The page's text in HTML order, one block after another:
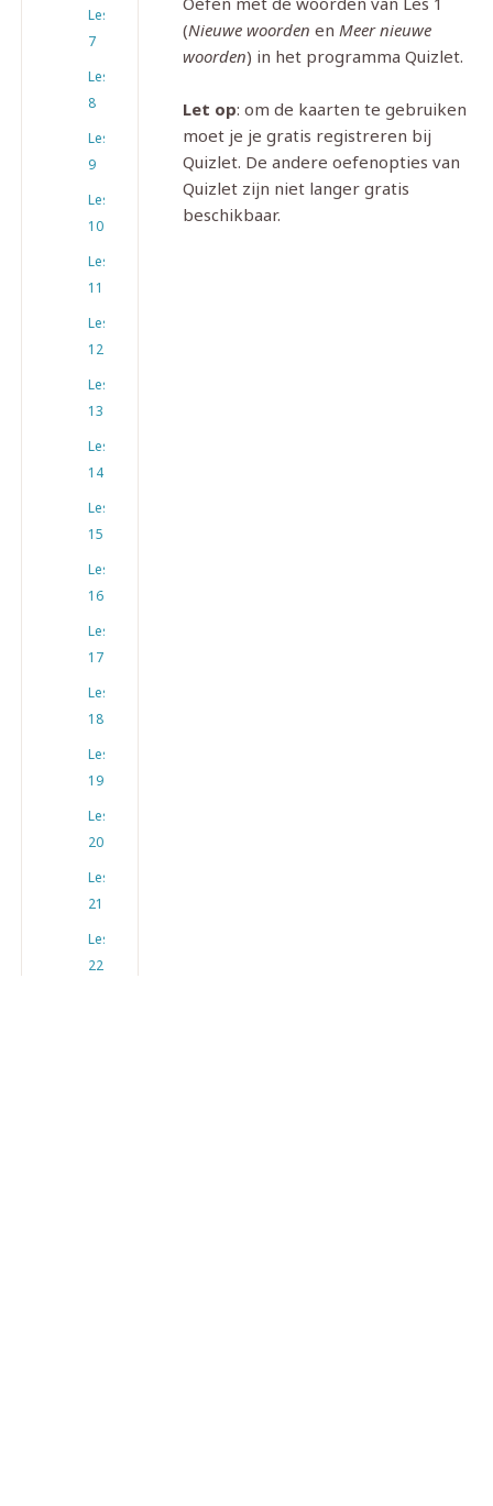
Les
7
Les
8
Les
9
Les
10
Les
11
Les
12
Les
13
Les
14
Les
15
Les
16
Les
17
Les
18
Les
19
Les
20
Les
21
Les
22
(Nieuwe woorden en Meer nieuwe
woorden) in het programma Quizlet.
Let op: om de kaarten te gebruiken
moet je je gratis registreren bij
Quizlet. De andere oefenopties van
Quizlet zijn niet langer gratis
beschikbaar.